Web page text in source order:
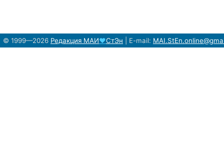
© 1999—2026 Редакция МАИ♥СтЭн E-mail: